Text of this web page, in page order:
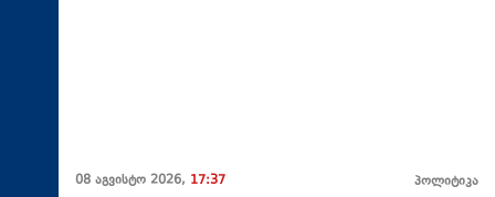
08 აგვისტო 2026, 17:37 პოლიტიკა